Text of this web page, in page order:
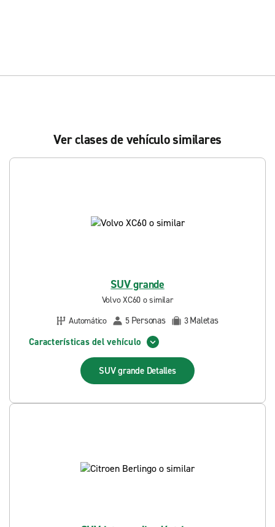
Ver clases de vehículo similares
SUV grande
Volvo XC60 o similar
Automático
5 Personas 3Maletas
Características del vehículo
SUV grande Detalles